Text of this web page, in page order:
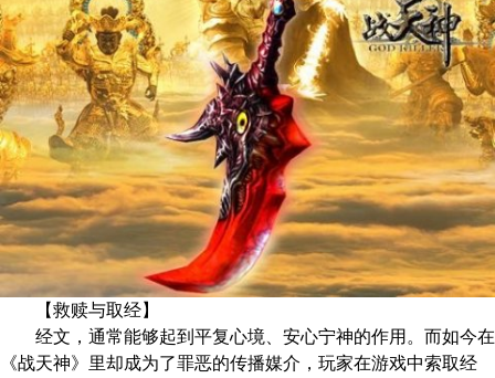
【救赎与取经】
经文，通常能够起到平复心境、安心宁神的作用。而如今在
《战天神》里却成为了罪恶的传播媒介，玩家在游戏中索取经